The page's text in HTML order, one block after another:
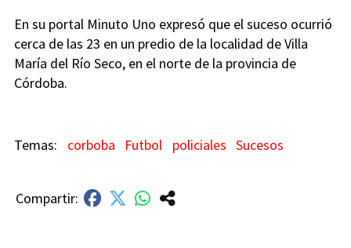
En su portal Minuto Uno expresó que el suceso ocurrió
cerca de las 23 en un predio de la localidad de Villa
María del Río Seco, en el norte de la provincia de
Córdoba.
corboba Futbol policiales Sucesos